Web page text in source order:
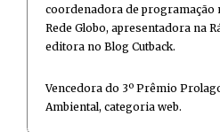
coordenadora de
Rede Globo, apresentadora na
editora no Blog Cutback.
Vencedora do 3º Prêmio
Ambiental, categoria web.